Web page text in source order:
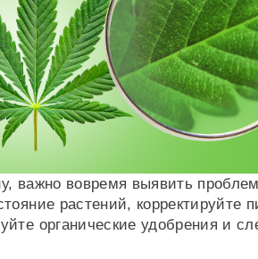
важно вовремя выявить
растений, корректируйте
органические удобрения и